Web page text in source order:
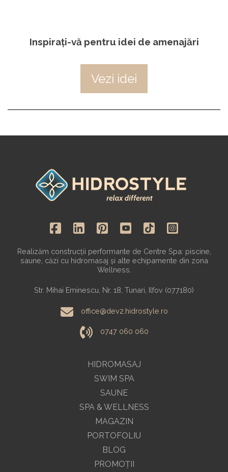
Inspirați-vă pentru idei de amenajări
Vezi idei
HIDROMASAJ
SWIM SPA
SAUNE
SPA & WELLNESS
MAGAZIN
Realizăm construcții performante de Centre Spa: piscine,
saune, căzi cu hidromasaj și alte echipamente din zona
Wellness.
Str. Mihai Eminescu, Nr. 18, Tunari, Ilfov (077180)
office@dev2.hidrostyle.ro
0747 060 060
PORTOFOLIU
BLOG
PROMOŢII